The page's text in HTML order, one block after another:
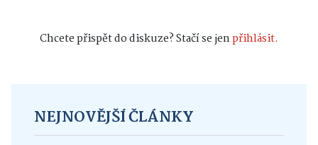
Chcete přispět do diskuze? Stačí se jenpřihlásit.
NEJNOVĚJŠÍ ČLÁNKY